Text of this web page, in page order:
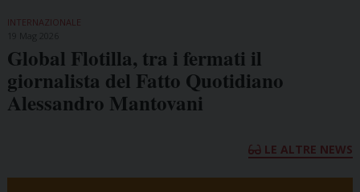
INTERNAZIONALE
Global Flotilla, tra i fermati il
giornalista del Fatto Quotidiano
Alessandro Mantovani
LE ALTRE NEWS